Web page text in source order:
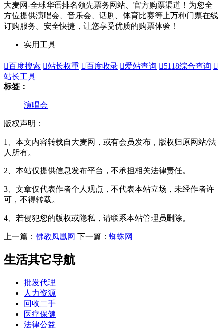
大麦网-全球华语排名领先票务网站、官方购票渠道！为您全
方位提供演唱会、音乐会、话剧、体育比赛等上万种门票在线
订购服务。安全快捷，让您享受优质的购票体验！
实用工具
百度搜索 站长权重 百度收录 爱站查询 5118综合查询 
站长工具
标签：
演唱会
版权声明：
1、本文内容转载自大麦网，或有会员发布，版权归原网站/法
人所有。
2、本站仅提供信息发布平台，不承担相关法律责任。
3、文章仅代表作者个人观点，不代表本站立场，未经作者许
可，不得转载。
4、若侵犯您的版权或隐私，请联系本站管理员删除。
上一篇： 佛教凤凰网 下一篇： 蜘蛛网
生活其它导航
批发代理
人力资源
回收二手
医疗保健
法律公益